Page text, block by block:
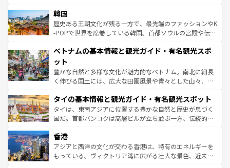
はコンテンツ一覧
いる。アクティビティも充実しており、サーフィンやダイ
ビング、ハイキングなど、アウトドア好きにはたまらな
い。オーストラリアの多彩な魅力を存分に味わいつくそ
参照してほしい。
ン）、静ひつな山岳地帯である台湾東部など、都市の喧騒
と山間の静けさが共存しており、訪れる人に新しい発見と
驚きをもたらしてくれる。また、奥深い台湾の食文化も魅
容にもいいと評判のスイーツなど、バラエティ豊かな料理
照してほしい。
韓国
歴史ある王朝文化が残る一方で、最先端のファッションやK
-POPで世界を席巻している韓国。首都ソウルの宮殿や伝統
き、地方に足を延ばせば四季折々の自然美を楽しむことが
できる。そして、キムチや焼肉、絶品のストリートフード
まで、さまざまな韓国料理が待っている。夜には、韓国な
らではのナイトライフも堪能できる。あたたかいホスピタ
わってみてほしい。 なお、新着の韓国情報はコンテンツ一
覧 を参照してほしい。
ベトナムの基本情報と観光ガイド・有名観光スポ
ット
豊かな自然と多様な文化が魅力的なベトナム。南北に細長
く伸びる国土には、広大な田園風景や青々とした山々、世
急速な発展と共に伝統が息づく。ハノイの古い町並みやホ
ーチミン市のフランス統治時代の建物も、独特の雰囲気を
醸し出している。また、バラエティの豊かさとおいしさで
とつ。フォーやバインミー、ベトナムコーヒーなどは、ぜ
ひ現地で味わいたい。どの地域を訪れてもあたたかい人々
が旅行者を迎えてくれるので、きっと忘れられない旅にな
タイの基本情報と観光ガイド・有名観光スポット
タイは、東南アジアに位置する豊かな自然と歴史が息づく
国だ。首都バンコクは高層ビルが立ち並ぶ一方、伝統的な
の活気が交差している。北部ではチェンマイなどの山岳地
帯で自然と触れ合い、南部ではプーケットやクラビの美し
いビーチでリゾート気分を楽しむことができる。タイ料理
香港
アジアと西洋の文化が交わる香港は、特有のエネルギーを
もっている。ヴィクトリア湾に広がる壮大な景色、近未来